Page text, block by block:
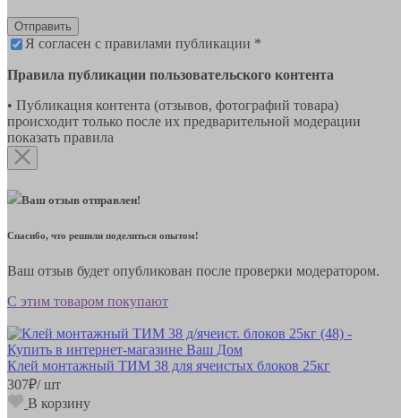
Отправить
Я согласен с правилами публикации *
Правила публикации пользовательского контента
• Публикация контента (отзывов, фотографий товара)
происходит только после их предварительной модерации
показать правила
Ваш отзыв отправлен!
Спасибо, что решили поделиться опытом!
Ваш отзыв будет опубликован после проверки модератором.
С этим товаром покупают
Клей монтажный ТИМ 38 для ячеистых блоков 25кг
307₽/ шт
В корзину